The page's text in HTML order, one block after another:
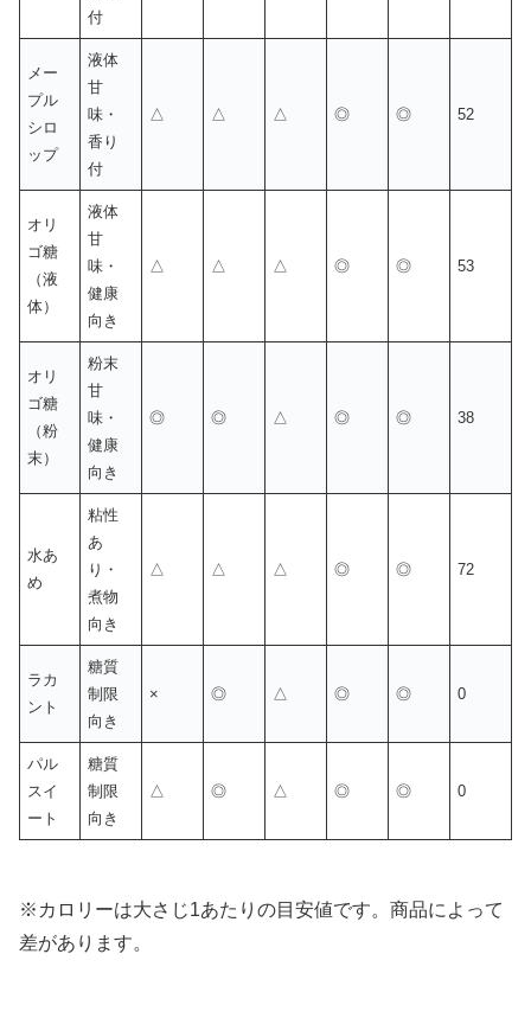
付
メー
プル
シロ
ップ
液体
甘
味・
香り
付
△ △ △ ◎ ◎ 52
オリ
ゴ糖
（液
体）
液体
甘
味・
健康
向き
△ △ △ ◎ ◎ 53
オリ
ゴ糖
（粉
末）
粉末
甘
味・
健康
向き
◎ ◎ △ ◎ ◎ 38
水あ
め
粘性
あ
り・
煮物
向き
△ △ △ ◎ ◎ 72
ラカ
ント
糖質
制限
向き
× ◎ △ ◎ ◎ 0
パル
スイ
ート
糖質
制限
向き
△ ◎ △ ◎ ◎ 0
※カロリーは大さじ1あたりの目安値です。商品によって
差があります。